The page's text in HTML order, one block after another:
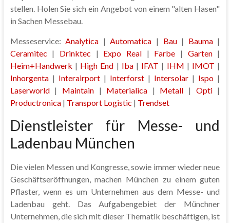
stellen. Holen Sie sich ein Angebot von einem "alten Hasen"
in Sachen Messebau.
Messeservice:Analytica |Automatica | Bau| Bauma|
Ceramitec | Drinktec | Expo Real | Farbe | Garten|
Heim+Handwerk | High End | Iba| IFAT | IHM | IMOT |
Inhorgenta| Interairport| Interforst| Intersolar | Ispo |
Laserworld| Maintain| Materialica | Metall | Opti|
Productronica| Transport Logistic | Trendset
Dienstleister für Messe- und
Ladenbau München
Die vielen Messen und Kongresse, sowie immer wieder neue
Geschäftseröffnungen, machen München zu einem guten
Pflaster, wenn es um Unternehmen aus dem Messe- und
Ladenbau geht. Das Aufgabengebiet der Münchner
Unternehmen, die sich mit dieser Thematik beschäftigen, ist